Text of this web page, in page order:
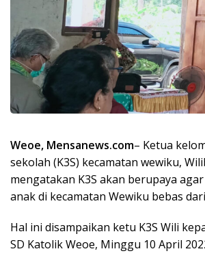
Weoe, Mensanews.com– Ketua
sekolah (K3S) kecamatan wewiku,
mengatakan K3S akan berupaya
anak di kecamatan Wewiku bebas
Hal ini disampaikan ketu K3S Wili
SD Katolik Weoe, Minggu 10 April